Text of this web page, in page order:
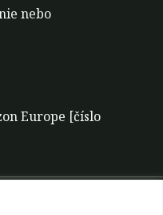
nebo
Europe [číslo